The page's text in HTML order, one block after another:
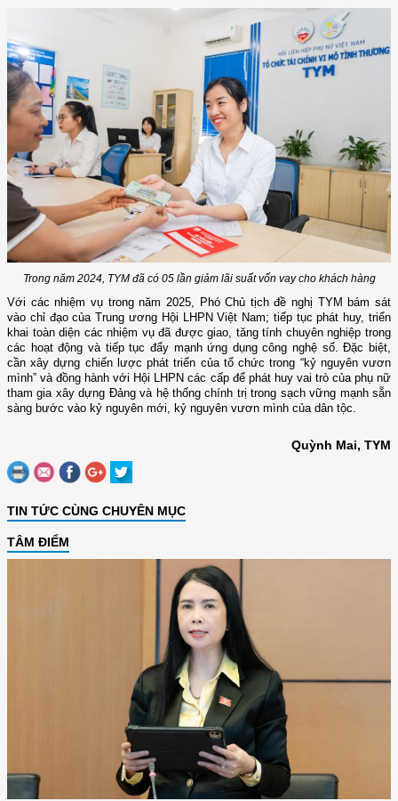
Trong năm 2024, TYM đã có 05 lần giảm lãi suất vốn vay cho khách hàng
Với các nhiệm vụ trong năm 2025, Phó Chủ tịch đề nghị TYM bám sát
vào chỉ đạo của Trung ương Hội LHPN Việt Nam; tiếp tục phát huy, triển
khai toàn diện các nhiệm vụ đã được giao , tăng tính chuyên nghiệp trong
các hoạt động và tiếp tục đẩy mạnh ứng dụng công nghệ số. Đặc biệt
cần xây dựng chiến lược phát triển của tổ chức trong “kỷ nguyên vươn
mình” và đồng hành với Hội LHPN các cấp để phát huy vai trò của phụ nữ
tham gia xây dựng Đảng và hệ thống chính trị trong sạch vững mạnh sẵn
sàng bước vào kỷ nguyên mới, kỷ nguyên vươn mình của dân tộc.
Quỳnh Mai, TYM
TIN TỨC CÙNG CHUYÊN MỤC
TÂM ĐIỂM